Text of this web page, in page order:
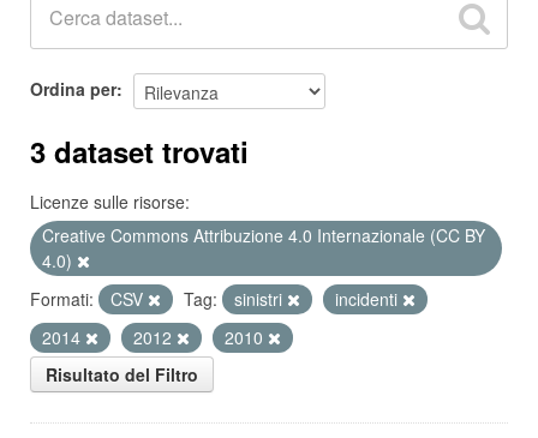
Ordina per
3 dataset trovati
Licenze sulle risorse:
Creative Commons Attribuzione 4.0 Internazionale (CC BY
4.0)
Formati:
CSV Tag: sinistri
incidenti
2014
2012
2010
Risultato del Filtro